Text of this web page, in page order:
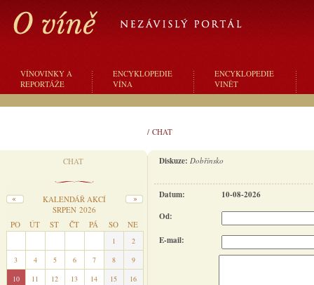
VÍNOVINKY A
REPORTÁŽE
ENCYKLOPEDIE
VÍNA
ENCYKLOPEDIE
VINĚT
/ CHAT
CHAT
KALENDÁŘ AKCÍ
SRPEN 2026
PO
ÚT ST ČT PÁ SO NE
1
2
3
4 5 6 7 8
9
10
11 12 13 14 15
16
Diskuze: Dobřínsko
Datum:
10-08-2026
Od:
E-mail: